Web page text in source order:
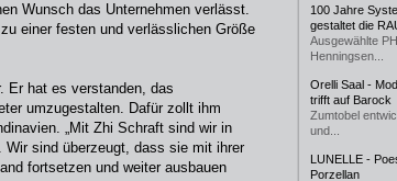
Wunsch das Unternehmen verlässt.
einer festen und verlässlichen Größe
Er hat es verstanden, das
umzugestalten. Dafür zollt ihm
„Mit Zhi Schraft sind wir in
sind überzeugt, dass sie mit ihrer
fortsetzen und weiter ausbauen
100 Jahre
gestaltet die
Ausgewählte
Henningsen...
Orelli Saal -
trifft auf Barock
Zumtobel
und...
LUNELLE -
Porzellan